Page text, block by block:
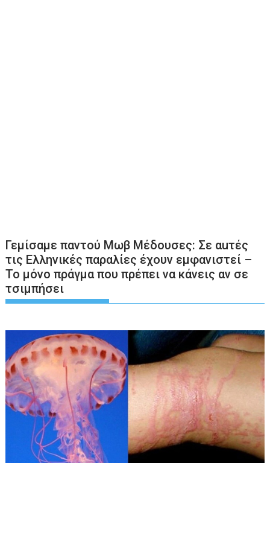
Γεμίσαμε παντού Μωβ Μέδουσες: Σε αuτές
τις Ελληνικές παραλίες έχουν εμφανιστεί –
Το μόνο πράγμα που πρέπει να κάνεις αν σε
τσιμπήσει